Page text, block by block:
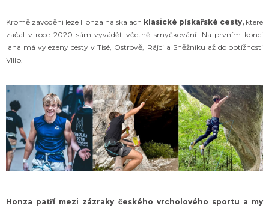
Kromě závodění leze Honza na skalách klasické pískařské cesty, které
začal v roce 2020 sám vyvádět včetně smyčkování. Na prvním konci
lana má vylezeny cesty v Tisé, Ostrově, Rájci a Sněžníku až do obtížnosti
VIIIb.
Honza patří mezi zázraky českého vrcholového sportu a my